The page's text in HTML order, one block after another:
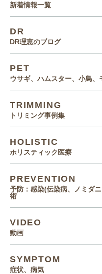
新着情報一覧
DR
DR理恵のブログ
PET
ウサギ、ハムスター、小鳥、
TRIMMING
トリミング事例集
HOLISTIC
ホリスティック医療
PREVENTION
予防：感染(伝染病、ノミダ
術
VIDEO
動画
SYMPTOM
症状、病気